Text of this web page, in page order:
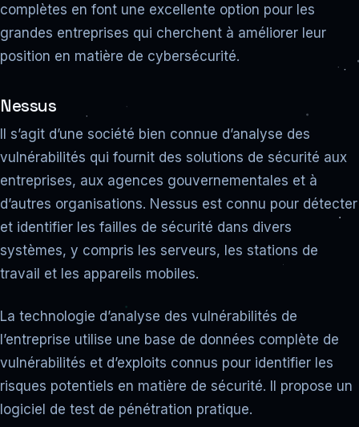
complètes en font une excellente option pour les
grandes entreprises qui cherchent à améliorer leur
position en matière de cybersécurité.
Nessus
Il s’agit d’une société bien connue d’analyse des
vulnérabilités qui fournit des solutions de sécurité aux
entreprises, aux agences gouvernementales et à
d’autres organisations. Nessus est connu pour détecter
et identifier les failles de sécurité dans divers
systèmes, y compris les serveurs, les stations de
travail et les appareils mobiles.
La technologie d’analyse des vulnérabilités de
l’entreprise utilise une base de données complète de
vulnérabilités et d’exploits connus pour identifier les
risques potentiels en matière de sécurité. Il propose un
logiciel de test de pénétration pratique.